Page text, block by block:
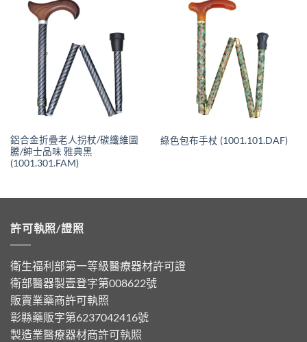
鋁合金折疊老人拐杖/碳纖維圖
騰/紳士品味 雅典黑
(1001.301.FAM)
綠色包布手杖 (1001.101.DAF)
許可執照/證照
衛生福利部第一等級醫療器材許可證
衛部醫器製壹登字第008622號
販賣業藥商許可執照
彰縣藥販字第6237042416號
製造業醫療器材商許可執照